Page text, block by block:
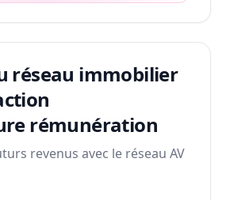
réseau immobilier
rémunération
revenus avec le réseau AV